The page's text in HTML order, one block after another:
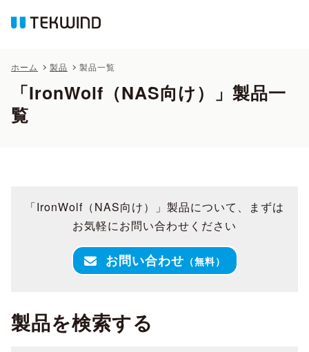
ホーム 製品 製品一覧
「IronWolf（NAS向け）」製品一
覧
「IronWolf（NAS向け）」製品について、まずは
お気軽にお問い合わせください
お問い合わせ （無料）
製品を検索する